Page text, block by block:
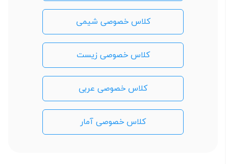
کلاس خصوصی شیمی
کلاس خصوصی زیست
کلاس خصوصی عربی
کلاس خصوصی آمار